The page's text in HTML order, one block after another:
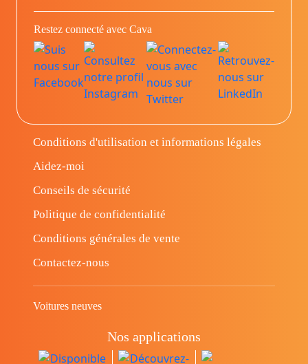
Restez connecté avec Cava
Conditions d'utilisation et informations légales
Aidez-moi
Conseils de sécurité
Politique de confidentialité
Conditions générales de vente
Contactez-nous
Voitures neuves
Nos applications